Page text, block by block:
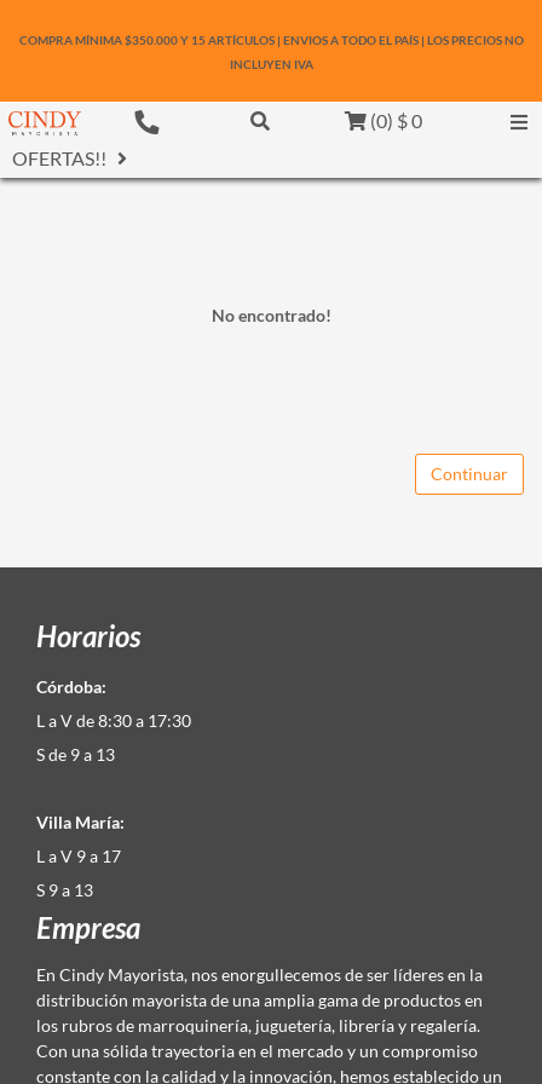
COMPRA MÍNIMA $350.000 Y 15 ARTÍCULOS | ENVIOS A TODO EL PAÍS | LOS PRECIOS NO
INCLUYEN IVA
(0) $ 0
OFERTAS!!
No encontrado!
Continuar
Horarios
Córdoba:
L a V de 8:30 a 17:30
S de 9 a 13
Villa María:
L a V 9 a 17
S 9 a 13
Empresa
En Cindy Mayorista, nos enorgullecemos de ser líderes en la
distribución mayorista de una amplia gama de productos en
los rubros de marroquinería, juguetería, librería y regalería.
Con una sólida trayectoria en el mercado y un compromiso
constante con la calidad y la innovación, hemos establecido un